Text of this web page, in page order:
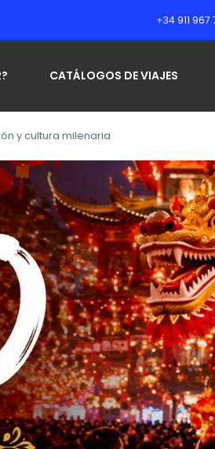
+34 911 967
CATÁLOGOS DE VIAJES
y cultura milenaria